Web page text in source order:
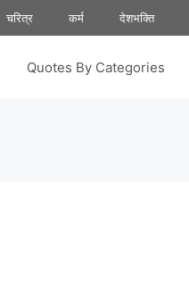
चरित्र कर्म देशभक्ति
Quotes By Categories